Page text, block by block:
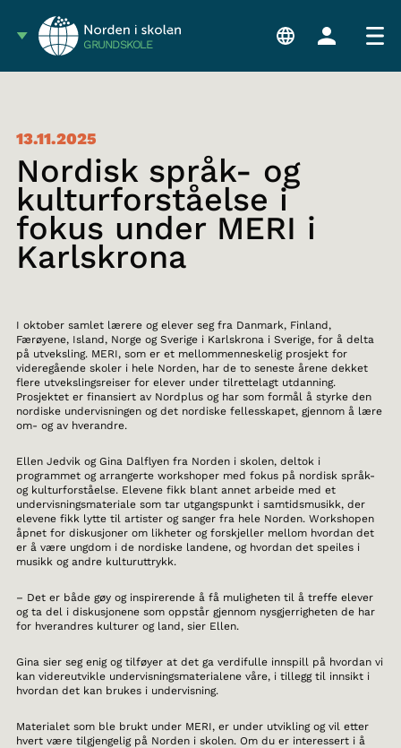
GRUNDSKOLE
13.11.2025
Nordisk språk- og
kulturforståelse i
fokus under MERI i
Karlskrona
I oktober samlet lærere og elever seg fra Danmark, Finland,
Færøyene, Island, Norge og Sverige i Karlskrona i Sverige, for å delta
på utveksling. MERI, som er et mellommenneskelig prosjekt for
videregående skoler i hele Norden, har de to seneste årene dekket
flere utvekslingsreiser for elever under tilrettelagt utdanning.
Prosjektet er finansiert av Nordplus og har som formål å styrke den
nordiske undervisningen og det nordiske fellesskapet, gjennom å lære
om- og av hverandre.
Ellen Jedvik og Gina Dalflyen fra Norden i skolen, deltok i
programmet og arrangerte workshoper med fokus på nordisk språk-
og kulturforståelse. Elevene fikk blant annet arbeide med et
undervisningsmateriale som tar utgangspunkt i samtidsmusikk, der
elevene fikk lytte til artister og sanger fra hele Norden. Workshopen
åpnet for diskusjoner om likheter og forskjeller mellom hvordan det
er å være ungdom i de nordiske landene, og hvordan det speiles i
musikk og andre kulturuttrykk.
– Det er både gøy og inspirerende å få muligheten til å treffe elever
og ta del i diskusjonene som oppstår gjennom nysgjerrigheten de har
for hverandres kulturer og land, sier Ellen.
Gina sier seg enig og tilføyer at det ga verdifulle innspill på hvordan vi
kan videreutvikle undervisningsmaterialene våre, i tillegg til innsikt i
hvordan det kan brukes i undervisning.
Materialet som ble brukt under MERI, er under utvikling og vil etter
hvert være tilgjengelig på Norden i skolen. Om du er interessert i å